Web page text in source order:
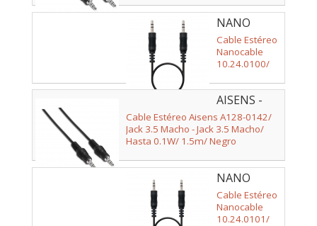
NANO
CABLE -
10.24.0100
Cable Estéreo
Nanocable
10.24.0100/
- Jack 3.5
Macho/ 30cm/
Negro
AISENS -
A128-0142
Cable Estéreo Aisens A128-0142/
Jack 3.5 Macho - Jack 3.5 Macho/
Hasta 0.1W/ 1.5m/ Negro
NANO
CABLE -
10.24.0101
Cable Estéreo
Nanocable
10.24.0101/